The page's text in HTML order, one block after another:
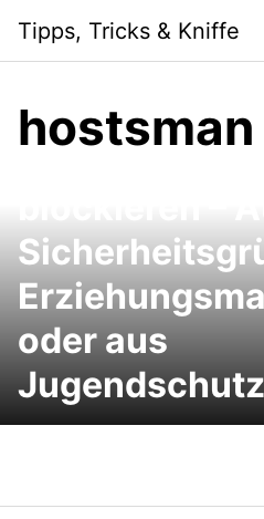
content
Tipps, Tricks & Kniffe
hostsman
oder aus